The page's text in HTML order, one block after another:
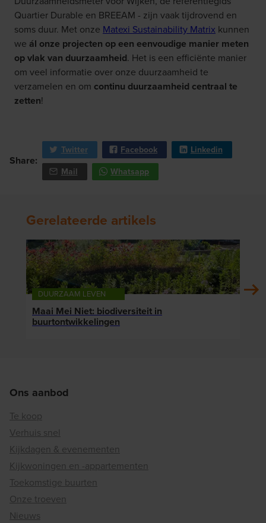
Quartier Durable en BREEAM - zijn vaak tijdrovend en
soms duur. Met onze Matexi Sustainability Matrix kunnen
we ál onze projecten op een eenvoudige manier meten
op vlak van duurzaamheid. Het is een efficiënte manier
om veel informatie over onze duurzaamheid te
verzamelen en om continu duurzaamheid centraal te
zetten!
Share:
Twitter Facebook
Linkedin
Mail
Whatsapp
Gerelateerde artikels
DUURZAAM LEVEN
Maai Mei Niet: biodiversiteit in
buurtontwikkelingen
Ons aanbod
Te koop
Verhuis snel
Kijkdagen & evenementen
Kijkwoningen en -appartementen
Toekomstige buurten
Onze troeven
Nieuws